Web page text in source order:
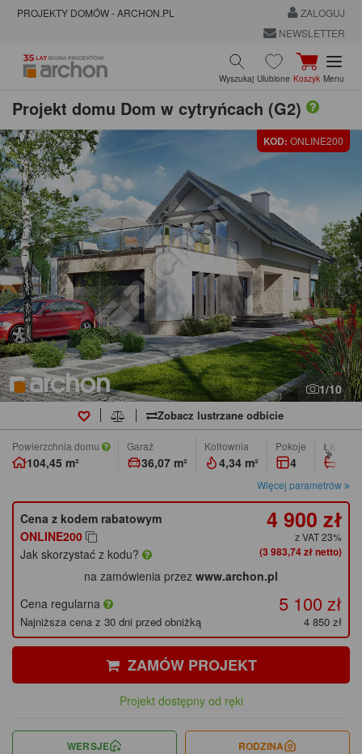
PROJEKTY DOMÓW - ARCHON.PL
ZALOGUJ
NEWSLETTER
Wyszukaj Ulubione Koszyk Menu
Projekt domu Dom w cytryńcach (G2)
KOD: ONLINE200
1/10
Zobacz lustrzane odbicie
Powierzchnia domu
104,45 m²
Garaż
36,07 m²
Kotłownia
4,34 m²
pokoje
4
Więcej parametrów
Cena z kodem rabatowym
ONLINE200
Jak skorzystać z kodu?
4 900 zł
z VAT 23%
(3 983,74 zł netto)
na zamówienia przez www.archon.pl
Cena regularna
5 100 zł
Najniższa cena z 30 dni przed obniżką 4 850 zł
ZAMÓW PROJEKT
Projekt dostępny od ręki
WERSJE RODZINA